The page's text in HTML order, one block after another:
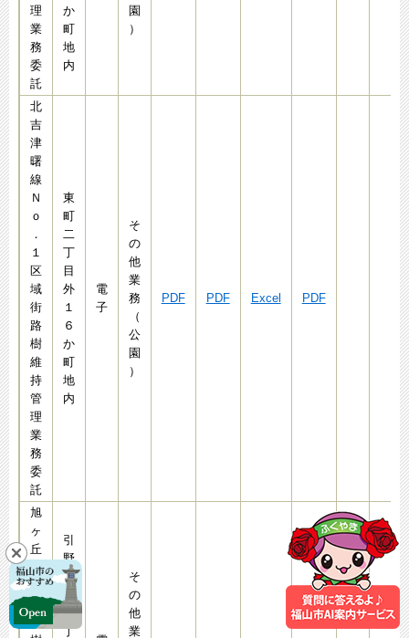
理
業
務
委
託
か
町
地
内
園
）
北
吉
津
曙
線
Ｎ
ｏ
．
１
区
域
街
路
樹
維
持
管
理
業
務
委
託
東
町
二
丁
目
外
１
６
か
町
地
内
電
子
そ
の
他
業
務
（
公
園
）
PDF PDF Excel PDF
旭
ヶ
丘
団
地
路
引
野
町
南
二
丁
そ
の
他
業